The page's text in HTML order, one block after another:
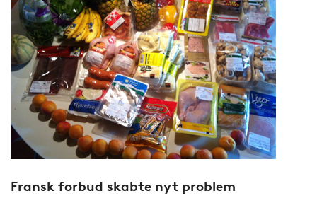
Fransk forbud skabte nyt problem